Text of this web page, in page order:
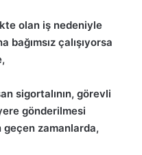
olan iş nedeniyle
bağımsız çalışıyorsa
sigortalının, görevli
gönderilmesi
geçen zamanlarda,